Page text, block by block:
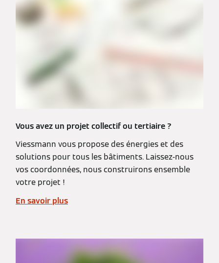
Vous avez un projet collectif ou tertiaire ?
Viessmann vous propose des énergies et des
solutions pour tous les bâtiments. Laissez-nous
vos coordonnées, nous construirons ensemble
votre projet !
En savoir plus